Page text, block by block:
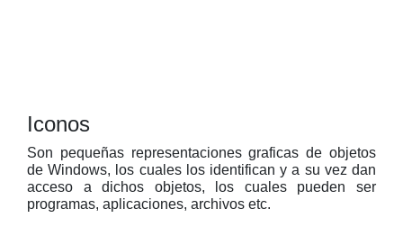
Iconos
Son pequeñas representaciones graficas de objetos
de Windows, los cuales los identifican y a su vez dan
acceso a dichos objetos, los cuales pueden ser
programas, aplicaciones, archivos etc.